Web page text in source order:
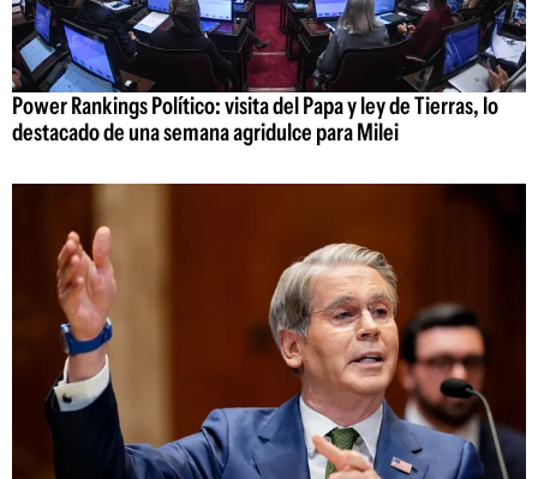
Power Rankings Político: visita del Papa y ley de Tierras, lo
destacado de una semana agridulce para Milei